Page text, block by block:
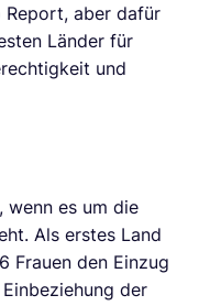
Report, aber dafür
Länder für
und
wenn es um die
Als erstes Land
Frauen den Einzug
der